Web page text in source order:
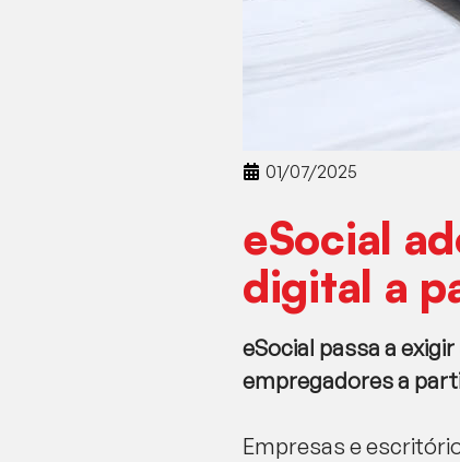
01/07/2025
eSocial
digital a
eSocial passa a
empregadores a
Empresas e